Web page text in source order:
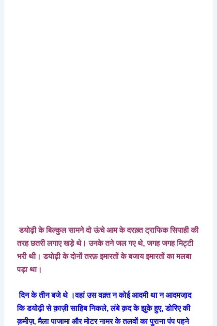
डयोढ़ी के बिल्कुल सामने दो ऊंचे आम के दरख़्त ट्राफिक सिपाही की
तरह छतरी लगाए खड़े थे। उनके तने जल गए थे,जगह जगह मिट्टी
भरी थी। डयोढ़ी के दोनों तरफ़ इमारतों के बजाय इमारतों का मलबा
पड़ा था।
दिन के तीन बजे थे ।वहां उस वक़्त न कोई आदमी था न आदमजा़द
कि डयोढ़ी से क़ाज़ी साहिब निकले,लंबे क़द के झुके हुए,डोरिए की
क़मीज़,मैला पाजामा और मोटर नामर के तलवों का पुराना पंप पहने